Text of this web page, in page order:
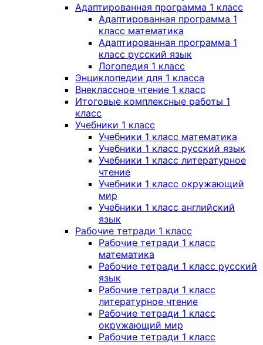
Адаптированная программа 1 класс
Адаптированная программа 1
класс математика
Адаптированная программа 1
класс русский язык
Логопедия 1 класс
Энциклопедии для 1 класса
Внеклассное чтение 1 класс
Итоговые комплексные работы 1
класс
Учебники 1 класс
Учебники 1 класс математика
Учебники 1 класс русский язык
Учебники 1 класс литературное
чтение
Учебники 1 класс окружающий
мир
Учебники 1 класс английский
язык
Рабочие тетради 1 класс
Рабочие тетради 1 класс
математика
Рабочие тетради 1 класс русский
язык
Рабочие тетради 1 класс
литературное чтение
Рабочие тетради 1 класс
окружающий мир
Рабочие тетради 1 класс